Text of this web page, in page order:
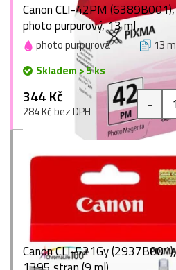
Canon CLI-42PM
photo purpurový, 13 ml
photo purpurová 13
Skladem > 5 ks
344 Kč
284 Kč bez DPH -
Canon CLI-521Gy